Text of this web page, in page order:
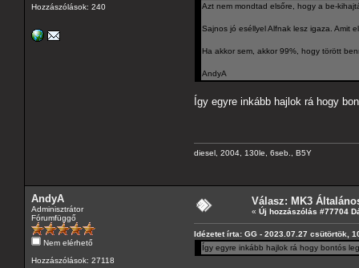
Hozzászólások: 240
Azt nem mondtad elsőre, hogy a be-
Sajnos jó eséllyel Alfnak lesz igaza. Amit
Ha akkor sem, akkor 99%, hogy törött
AndyA
Így egyre inkább hajlok rá hogy
diesel, 2004, 130le, 6seb., B5Y
AndyA
Adminisztrátor
Fórumfüggő
Nem elérhető
Hozzászólások: 27118
Válasz: MK3
« Új hozzászólás #77704
Idézetet írta: GG - 2023.07.27 csütörtök,
Így egyre inkább hajlok rá hogy bontós